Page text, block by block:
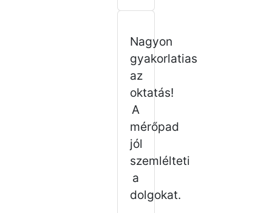
Nagyon
gyakorlatias
az
oktatás!
A
mérőpad
jól
szemlélteti
a
dolgokat.